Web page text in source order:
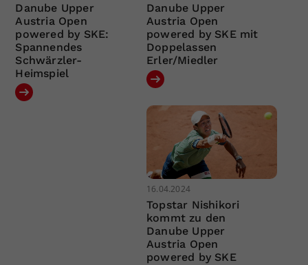
Danube Upper
Austria Open
powered by SKE:
Spannendes
Schwärzler-
Heimspiel
Danube Upper
Austria Open
powered by SKE mit
Doppelassen
Erler/Miedler
16.04.2024
Topstar Nishikori
kommt zu den
Danube Upper
Austria Open
powered by SKE